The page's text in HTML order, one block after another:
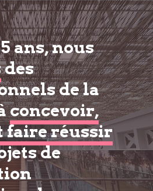
ans, nous
des
de la
concevoir,
faire réussir
de